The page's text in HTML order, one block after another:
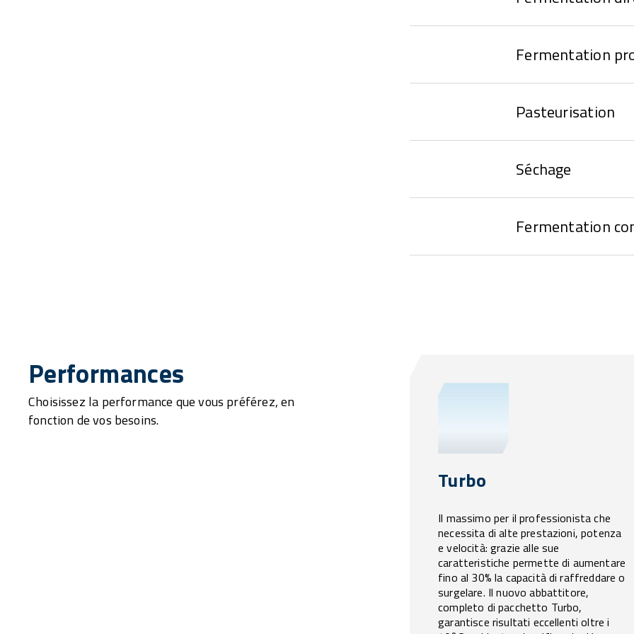
Fermentation
Pasteurisation
Séchage
Fermentation
Performances
Choisissez la performance que vous préférez, en
fonction de vos besoins.
Turbo
Il massimo per il professionista che
necessita di alte prestazioni, potenza
e velocità: grazie alle sue
caratteristiche permette di aumentare
fino al 30% la capacità di raffreddare o
surgelare. Il nuovo abbattitore,
completo di pacchetto Turbo,
garantisce risultati eccellenti oltre i